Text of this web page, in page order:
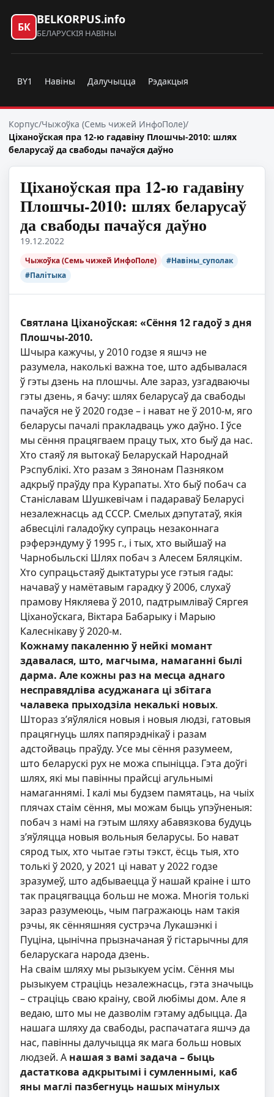
БК
BELKORPUS.info
БЕЛАРУСКІЯ НАВІНЫ
BY1 Навіны Далучыцца Рэдакцыя
Корпус/Чыжоўка (Семь чижей ИнфоПоле)/
Ціханоўская пра 12-ю гадавіну Плошчы-2010: шлях
беларусаў да свабоды пачаўся даўно
Ціханоўская пра 12-ю гадавіну
Плошчы-2010: шлях беларусаў
да свабоды пачаўся даўно
19.12.2022
Чыжоўка (Семь чижей ИнфоПоле)
#Навіны_суполак
#Палітыка
Святлана Ціханоўская: «Сёння 12 гадоў з дня
Плошчы-2010.
Шчыра кажучы, у 2010 годзе я яшчэ не
разумела, наколькі важна тое, што адбывалася
ў гэты дзень на плошчы. Але зараз, узгадваючы
гэты дзень, я бачу: шлях беларусаў да свабоды
пачаўся не ў 2020 годзе – і нават не ў 2010-м, яго
беларусы пачалі пракладваць ужо даўно. І ўсе
мы сёння працягваем працу тых, хто быў да нас.
Хто стаяў ля вытокаў Беларускай Народнай
Рэспублікі. Хто разам з Зянонам Пазняком
адкрыў праўду пра Курапаты. Хто быў побач са
Станіславам Шушкевічам і падараваў Беларусі
незалежнасць ад СССР. Смелых дэпутатаў, якія
абвесцілі галадоўку супраць незаконнага
рэферэндуму ў 1995 г., і тых, хто выйшаў на
Чарнобыльскі Шлях побач з Алесем Бяляцкім.
Хто супрацьстаяў дыктатуры усе гэтыя гады:
начаваў у намётавым гарадку ў 2006, слухаў
прамову Някляева ў 2010, падтрымліваў Сяргея
Ціханоўскага, Віктара Бабарыку і Марыю
Калеснікаву ў 2020-м.
Кожнаму пакаленню ў нейкі момант
здавалася, што, магчыма, намаганні былі
дарма. Але кожны раз на месца аднаго
несправядліва асуджанага ці збітага
чалавека прыходзіла некалькі новых.
Штораз з’яўляліся новыя і новыя людзі, гатовыя
працягнуць шлях папярэднікаў і разам
адстойваць праўду. Усе мы сёння разумеем,
што беларускі рух не можа спыніцца. Гэта доўгі
шлях, які мы павінны прайсці агульнымі
намаганнямі. І калі мы будзем памятаць, на чыіх
плячах стаім сёння, мы можам быць упэўненыя:
побач з намі на гэтым шляху абавязкова будуць
з’яўляцца новыя вольныя беларусы. Бо нават
сярод тых, хто чытае гэты тэкст, ёсць тыя, хто
толькі ў 2020, у 2021 ці нават у 2022 годзе
зразумеў, што адбываецца ў нашай краіне і што
так працягвацца больш не можа. Многія толькі
зараз разумеюць, чым пагражаюць нам такія
рэчы, як сённяшняя сустрэча Лукашэнкі і
Пуціна, цынічна прызначаная ў гістарычны для
беларускага народа дзень.
На сваім шляху мы рызыкуем усім. Сёння мы
рызыкуем страціць незалежнасць, гэта значыць
– страціць сваю краіну, свой любімы дом. Але я
ведаю, што мы не дазволім гэтаму адбыцца. Да
нашага шляху да свабоды, распачатага яшчэ да
нас, павінны далучыцца як мага больш новых
людзей. А нашая з вамі задача – быць
дастаткова адкрытымі і сумленнымі, каб
яны маглі пазбегнуць нашых мінулых